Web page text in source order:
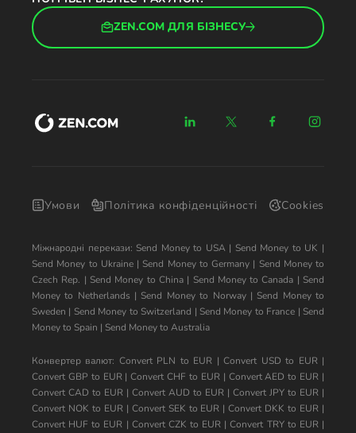
ZEN.COM ДЛЯ БІЗНЕСУ
Умови Політика конфіденційності Cookies
Міжнародні перекази: Send Money to USA| Send Money to UK |
Send Money to Ukraine| Send Money to Germany | Send Money to
Czech Rep. | Send Money to China| Send Money to Canada | Send
Money to Netherlands | Send Money to Norway| Send Money to
Sweden | Send Money to Switzerland | Send Money to France | Send
Money to Spain | Send Money to Australia
Конвертер валют: Convert PLN to EUR |Convert USD to EUR|
Convert GBP to EUR|Convert CHF to EUR| Convert AED to EUR |
Convert CAD to EUR | Convert AUD to EUR | Convert JPY to EUR |
Convert NOK to EUR| Convert SEK to EUR |Convert DKK to EUR |
Convert HUF to EUR | Convert CZK to EUR |Convert TRY to EUR|